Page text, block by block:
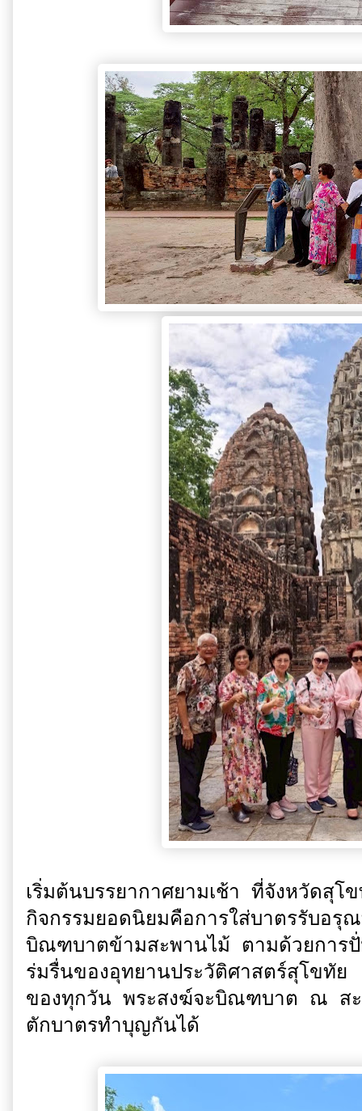
เริ่มต้นบรรยากาศยามเช้า ที่จังหวัดสุโ
กิจกรรมยอดนิยมคือการใส่บาตรรับอรุ
บิณฑบาตข้ามสะพานไม้ ตามด้วยการ
ร่มรื่นของอุทยานประวัติศาสตร์สุโข
ของทุกวัน พระสงฆ์จะบิณฑบาต ณ สะ
ตักบาตรทำบุญกันได้